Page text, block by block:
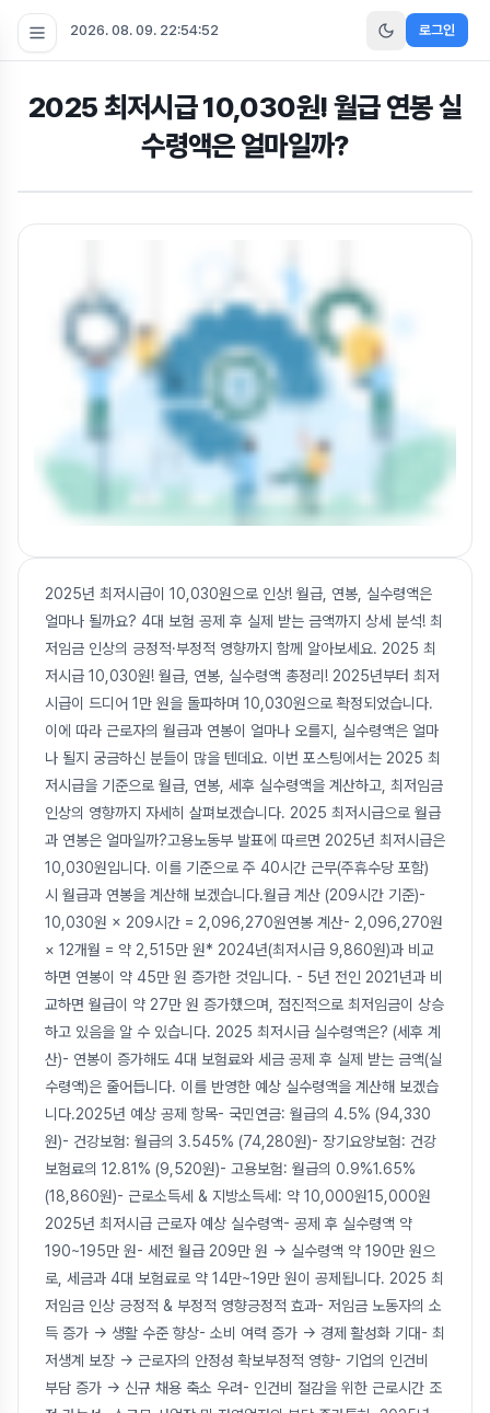
2026. 08. 09. 22:54:53 로그인
2025 최저시급 10,030원! 월급 연봉 실
수령액은 얼마일까?
2025년 최저시급이 10,030원으로 인상! 월급, 연봉, 실수령액은
얼마나 될까요? 4대 보험 공제 후 실제 받는 금액까지 상세 분석! 최
저임금 인상의 긍정적·부정적 영향까지 함께 알아보세요. 2025 최
저시급 10,030원! 월급, 연봉, 실수령액 총정리! 2025년부터 최저
시급이 드디어 1만 원을 돌파하며 10,030원으로 확정되었습니다.
이에 따라 근로자의 월급과 연봉이 얼마나 오를지, 실수령액은 얼마
나 될지 궁금하신 분들이 많을 텐데요. 이번 포스팅에서는 2025 최
저시급을 기준으로 월급, 연봉, 세후 실수령액을 계산하고, 최저임금
인상의 영향까지 자세히 살펴보겠습니다. 2025 최저시급으로 월급
과 연봉은 얼마일까?고용노동부 발표에 따르면 2025년 최저시급은
10,030원입니다. 이를 기준으로 주 40시간 근무(주휴수당 포함)
시 월급과 연봉을 계산해 보겠습니다.월급 계산 (209시간 기준)-
10,030원 × 209시간 = 2,096,270원연봉 계산- 2,096,270원
× 12개월 = 약 2,515만 원* 2024년(최저시급 9,860원)과 비교
하면 연봉이 약 45만 원 증가한 것입니다. - 5년 전인 2021년과 비
교하면 월급이 약 27만 원 증가했으며, 점진적으로 최저임금이 상승
하고 있음을 알 수 있습니다. 2025 최저시급 실수령액은? (세후 계
산)- 연봉이 증가해도 4대 보험료와 세금 공제 후 실제 받는 금액(실
수령액)은 줄어듭니다. 이를 반영한 예상 실수령액을 계산해 보겠습
니다.2025년 예상 공제 항목- 국민연금: 월급의 4.5% (94,330
원)- 건강보험: 월급의 3.545% (74,280원)- 장기요양보험: 건강
보험료의 12.81% (9,520원)- 고용보험: 월급의 0.9%1.65%
(18,860원)- 근로소득세 & 지방소득세: 약 10,000원15,000원
2025년 최저시급 근로자 예상 실수령액- 공제 후 실수령액 약
190~195만 원- 세전 월급 209만 원 → 실수령액 약 190만 원으
로, 세금과 4대 보험료로 약 14만~19만 원이 공제됩니다. 2025 최
저임금 인상 긍정적 & 부정적 영향긍정적 효과- 저임금 노동자의 소
득 증가 → 생활 수준 향상- 소비 여력 증가 → 경제 활성화 기대- 최
저생계 보장 → 근로자의 안정성 확보부정적 영향- 기업의 인건비
부담 증가 → 신규 채용 축소 우려- 인건비 절감을 위한 근로시간 조